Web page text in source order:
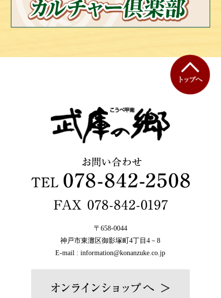
〒658-0044
神戸市東灘区御影塚町4丁目4－8
E-mail : information@konanzuke.co.jp